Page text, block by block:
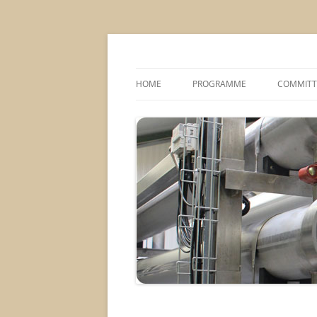
HOME PROGRAMME
POSTER SESSIONS
COMPANY VISITS